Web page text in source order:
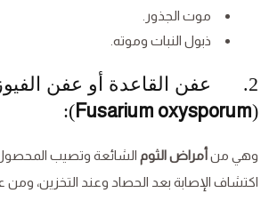
موت الجذور.
ذبول النبات وموته.
2. عفن القاعدة أو عفن
(
Fusarium oxysporum
):
وهي منأمراض الثوم الشائعة وتصيب المحصول
اكتشاف الإصابة بعد الحصاد وعند التخزين،